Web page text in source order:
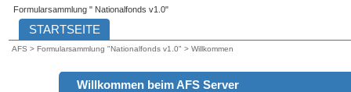
Formularsammlung " Nationalfonds v1.0"
AFS > Formularsammlung "Nationalfonds v1.0" > Willkommen
Willkommen beim AFS Server